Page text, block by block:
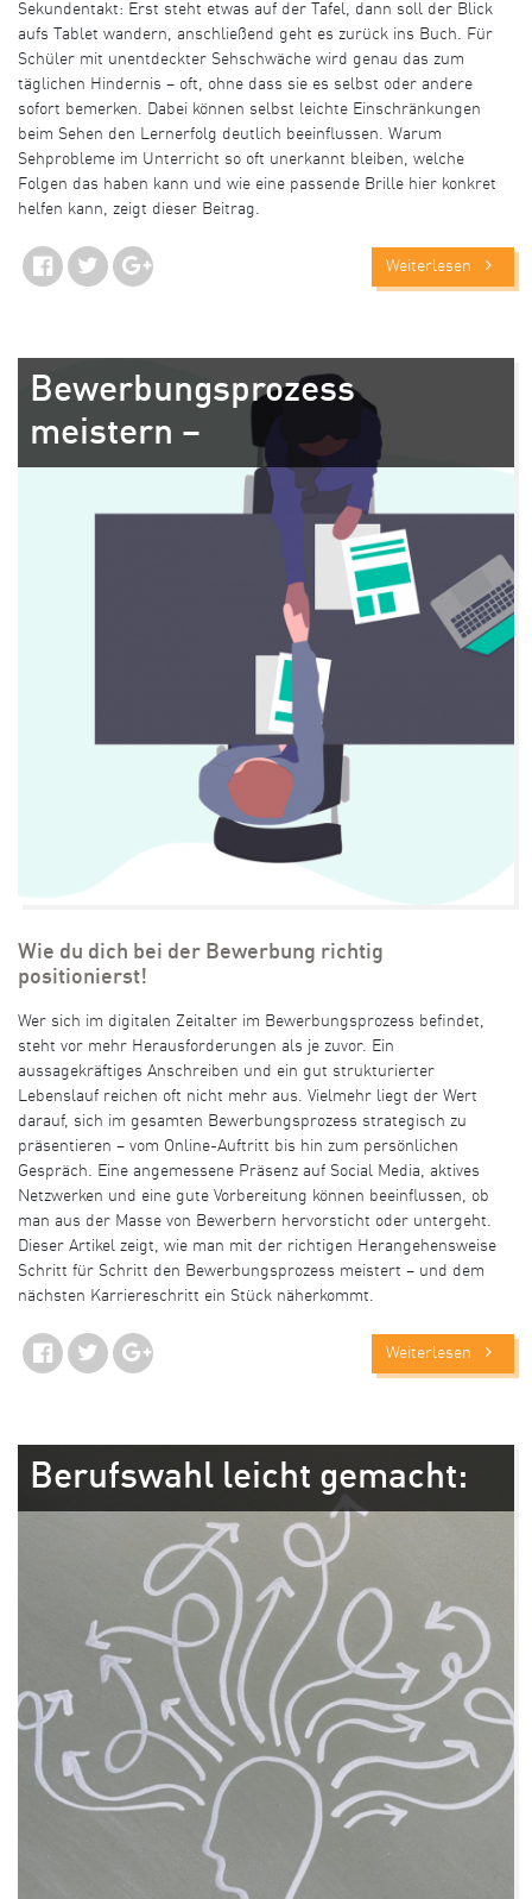
Sekundentakt: Erst steht etwas auf der Tafel, dann soll der Blick
aufs Tablet wandern, anschließend geht es zurück ins Buch. Für
Schüler mit unentdeckter Sehschwäche wird genau das zum
täglichen Hindernis – oft, ohne dass sie es selbst oder andere
sofort bemerken. Dabei können selbst leichte Einschränkungen
beim Sehen den Lernerfolg deutlich beeinflussen. Warum
Sehprobleme im Unterricht so oft unerkannt bleiben, welche
Folgen das haben kann und wie eine passende Brille hier konkret
helfen kann, zeigt dieser Beitrag.
Weiterlesen
Bewerbungsprozess
meistern –
Wie du dich bei der Bewerbung richtig
positionierst!
Wer sich im digitalen Zeitalter im Bewerbungsprozess befindet,
steht vor mehr Herausforderungen als je zuvor. Ein
aussagekräftiges Anschreiben und ein gut strukturierter
Lebenslauf reichen oft nicht mehr aus. Vielmehr liegt der Wert
darauf, sich im gesamten Bewerbungsprozess strategisch zu
präsentieren – vom Online-Auftritt bis hin zum persönlichen
Gespräch. Eine angemessene Präsenz auf Social Media, aktives
Netzwerken und eine gute Vorbereitung können beeinflussen, ob
man aus der Masse von Bewerbern hervorsticht oder untergeht.
Dieser Artikel zeigt, wie man mit der richtigen Herangehensweise
Schritt für Schritt den Bewerbungsprozess meistert – und dem
nächsten Karriereschritt ein Stück näherkommt.
Weiterlesen
Berufswahl leicht gemacht: